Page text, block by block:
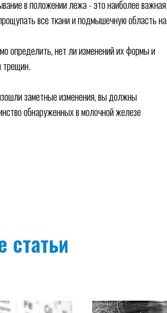
в положении лежа - это наиболее важная
все ткани и подмышечную область на
определить, нет ли изменений их формы и
трещин.
заметные изменения, вы должны
обнаруженных в молочной железе